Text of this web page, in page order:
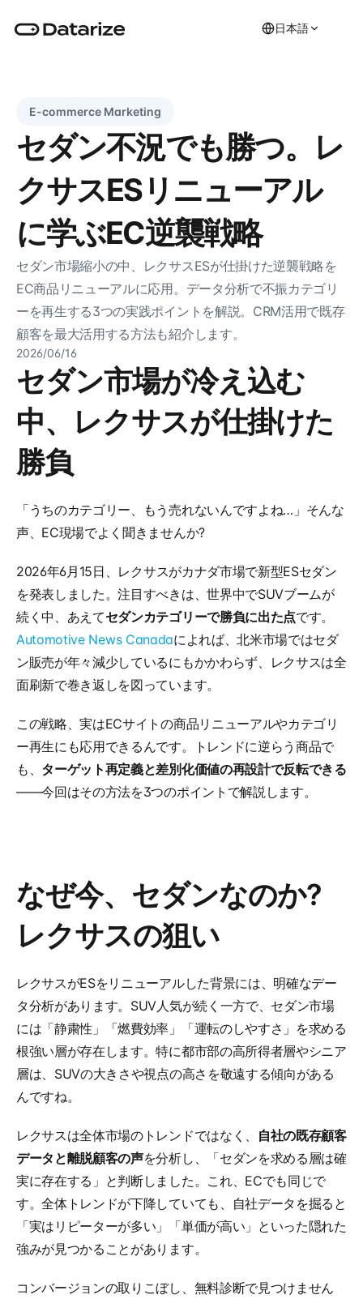
日本語
E-commerce Marketing
セダン不況でも勝つ。レ
クサスESリニューアル
に学ぶEC逆襲戦略
セダン市場縮小の中、レクサスESが仕掛けた逆襲戦略を
EC商品リニューアルに応用。データ分析で不振カテゴリ
ーを再生する3つの実践ポイントを解説。CRM活用で既存
顧客を最大活用する方法も紹介します。
2026/06/16
セダン市場が冷え込む
中、レクサスが仕掛けた
勝負
「うちのカテゴリー、もう売れないんですよね…」そんな
声、EC現場でよく聞きませんか?
2026年6月15日、レクサスがカナダ市場で新型ESセダン
を発表しました。注目すべきは、世界中でSUVブームが
続く中、あえてセダンカテゴリーで勝負に出た点です。
Automotive News Canadaによれば、北米市場ではセダ
ン販売が年々減少しているにもかかわらず、レクサスは全
面刷新で巻き返しを図っています。
この戦略、実はECサイトの商品リニューアルやカテゴリ
ー再生にも応用できるんです。トレンドに逆らう商品で
も、 ターゲット再定義と差別化価値の再設計で反転できる
――今回はその方法を3つのポイントで解説します。
なぜ今、セダンなのか?
レクサスの狙い
レクサスがESをリニューアルした背景には、明確なデー
タ分析があります。SUV人気が続く一方で、セダン市場
には「静粛性」「燃費効率」「運転のしやすさ」を求める
根強い層が存在します。特に都市部の高所得者層やシニア
層は、SUVの大きさや視点の高さを敬遠する傾向がある
んですね。
レクサスは全体市場のトレンドではなく、
自社の既存顧客
データと離脱顧客の声を分析し、「セダンを求める層は確
実に存在する」と判断しました。これ、ECでも同じで
す。全体トレンドが下降していても、自社データを掘ると
「実はリピーターが多い」「単価が高い」といった隠れた
強みが見つかることがあります。
コンバージョンの取りこぼし、無料診断で見つけません